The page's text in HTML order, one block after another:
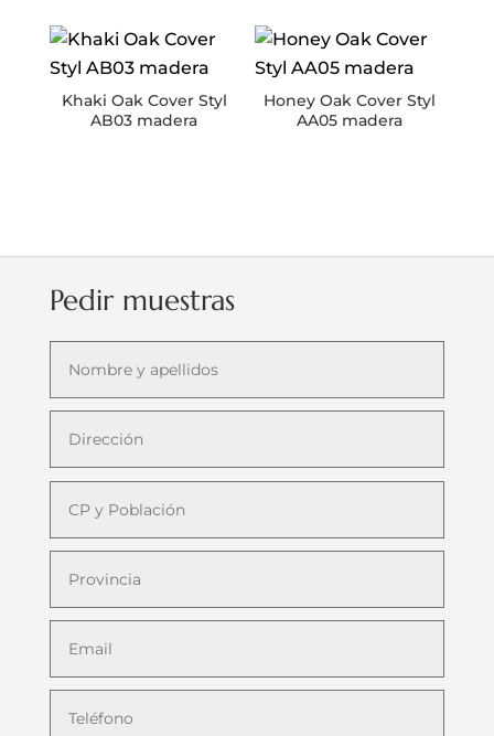
Khaki Oak Cover Styl
AB03 madera
Honey Oak Cover Styl
AA05 madera
Pedir muestras